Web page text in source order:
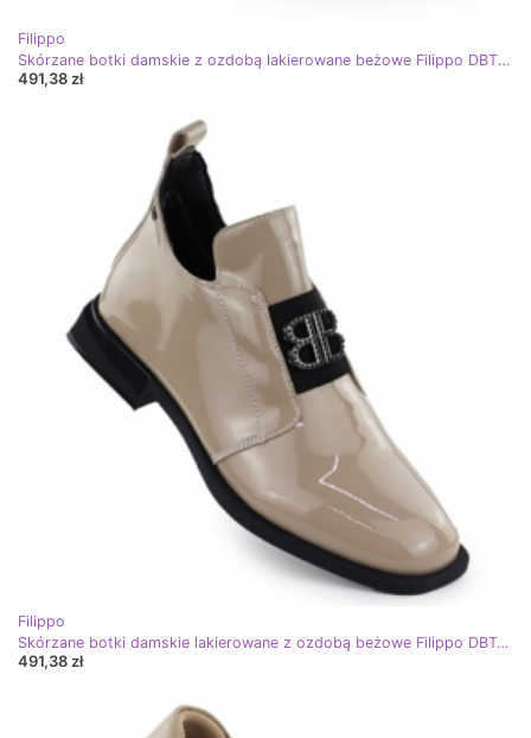
Filippo
Skórzane botki damskie z ozdobą lakierowane beżowe Filippo DBT6370 beżowy
491,38 zł
Filippo
Skórzane botki damskie lakierowane z ozdobą beżowe Filippo DBT4763 beżowy
491,38 zł